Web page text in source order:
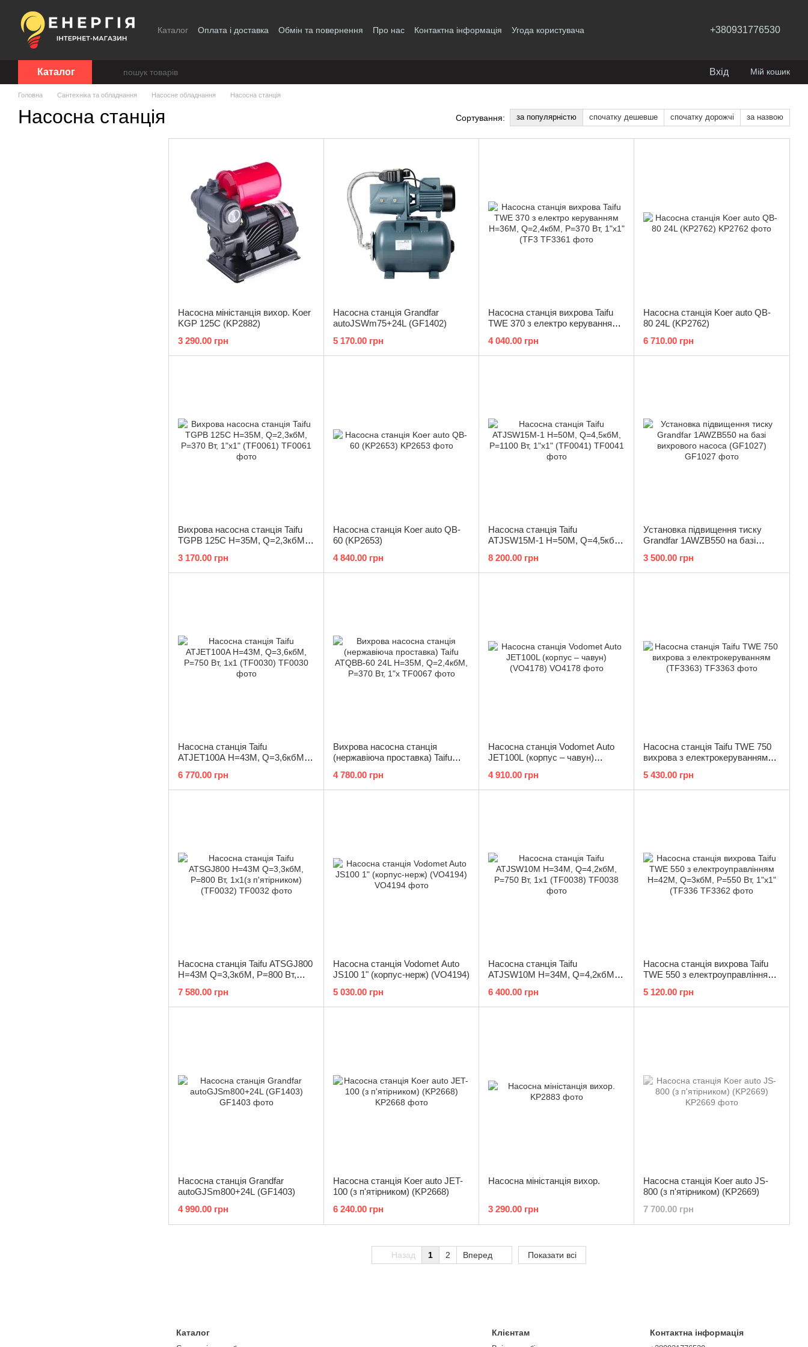
Каталог Оплата і доставка Обмін та повернення Про нас Контактна інформація Угода користувача +380931776530
Каталог Вхід Мій кошик
Головна Сантехніка та обладнання Насосне обладнання Насосна станція
Насосна станція Сортування: за популярністю спочатку дешевше спочатку дорожчі за назвою
Насосна міністанція вихор. Koer
KGP 125C (KP2882)
3 290.00 грн
Насосна станція Grandfar
autoJSWm75+24L (GF1402)
5 170.00 грн
Насосна станція вихрова Taifu
TWE 370 з електро керуванням
1"x1" (TF3
4 040.00 грн
Насосна станція Koer auto QB-
80 24L (KP2762)
6 710.00 грн
Вихрова насосна станція Taifu
TGPB 125C Н=35М, Q=2,3кбМ,
3 170.00 грн
Насосна станція Koer auto QB-
60 (KP2653)
4 840.00 грн
Насосна станція Taifu
ATJSW15M-1 Н=50М, Q=4,5кбМ,
8 200.00 грн
Установка підвищення тиску
Grandfar 1AWZB550 на базі
3 500.00 грн
Насосна станція Taifu
ATJET100A Н=43М, Q=3,6кбМ,
6 770.00 грн
Вихрова насосна станція
(нержавіюча проставка) Taifu
Q=2,4кбМ, P=370 Вт, 1"x
4 780.00 грн
Насосна станція Vodomet Auto
JET100L (корпус – чавун)
4 910.00 грн
Насосна станція Taifu TWE 750
вихрова з електрокеруванням
5 430.00 грн
Насосна станція Taifu ATSGJ800
Н=43М Q=3,3кбМ, P=800 Вт,
7 580.00 грн
Насосна станція Vodomet Auto
JS100 1" (корпус-нерж) (VO4194)
5 030.00 грн
Насосна станція Taifu
ATJSW10M Н=34М, Q=4,2кбМ,
6 400.00 грн
Насосна станція вихрова Taifu
TWE 550 з електроуправлінням
(TF336
5 120.00 грн
Насосна станція Grandfar
autoGJSm800+24L (GF1403)
4 990.00 грн
Насосна станція Koer auto JET-
100 (з п'ятірником) (KP2668)
6 240.00 грн
Насосна міністанція вихор.
3 290.00 грн
Насосна станція Koer auto JS-
800 (з п'ятірником) (KP2669)
7 700.00 грн
Назад 1 2 Вперед Показати всі
Каталог Клієнтам Контактна інформація